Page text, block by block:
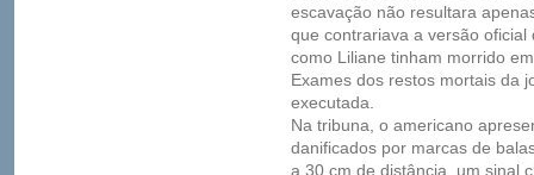
escavação não resultara
que contrariava a versão
como Liliane tinham morrido
Exames dos restos mortais da
executada.
Na tribuna, o americano
danificados por marcas de
a 30 cm de distância, um sinal